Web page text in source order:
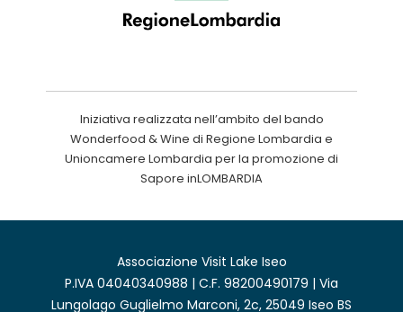
Iniziativa realizzata nell’ambito del bando
Wonderfood & Wine di Regione Lombardia e
Unioncamere Lombardia per la promozione di
Sapore inLOMBARDIA
Associazione Visit Lake Iseo
P.IVA 04040340988 | C.F. 98200490179 | Via
Lungolago Guglielmo Marconi, 2c, 25049 Iseo BS